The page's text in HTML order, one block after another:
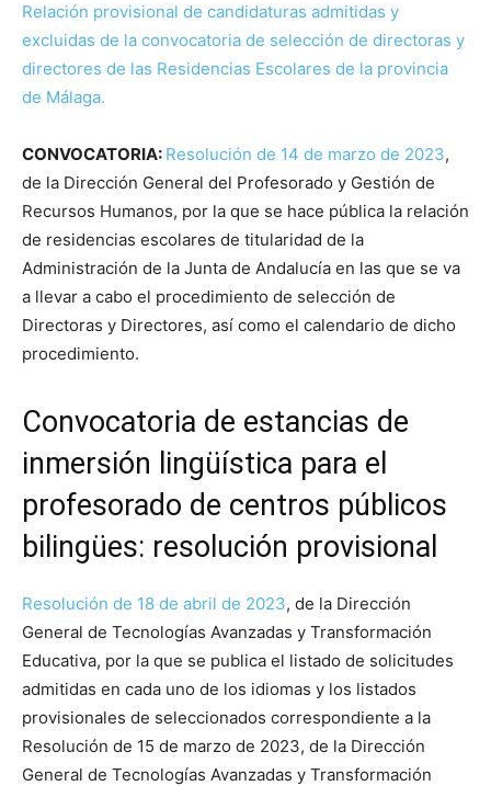
Relación provisional de candidaturas admitidas y
excluidas de la convocatoria de selección de directoras y
directores de las Residencias Escolares de la provincia
de Málaga.
CONVOCATORIA: Resolución de 14 de marzo de 2023,
de la Dirección General del Profesorado y Gestión de
Recursos Humanos, por la que se hace pública la relación
de residencias escolares de titularidad de la
Administración de la Junta de Andalucía en las que se va
a llevar a cabo el procedimiento de selección de
Directoras y Directores, así como el calendario de dicho
procedimiento.
Convocatoria de estancias de
inmersión lingüística para el
profesorado de centros públicos
bilingües: resolución provisional
Resolución de 18 de abril de 2023, de la Dirección
General de Tecnologías Avanzadas y Transformación
Educativa, por la que se publica el listado de solicitudes
admitidas en cada uno de los idiomas y los listados
provisionales de seleccionados correspondiente a la
Resolución de 15 de marzo de 2023, de la Dirección
General de Tecnologías Avanzadas y Transformación